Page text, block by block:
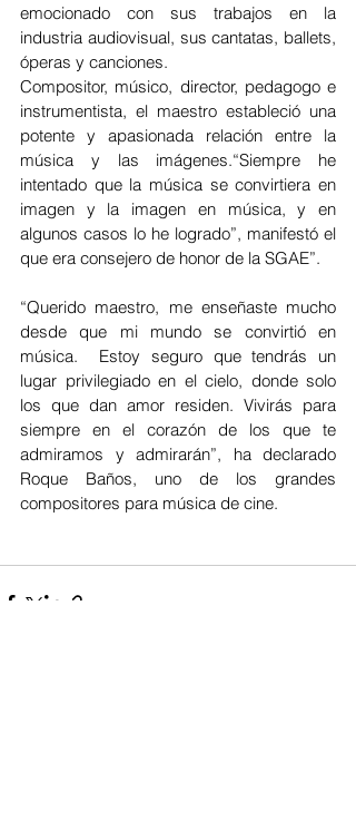
emocionado con sus trabajos en la
industria audiovisual, sus cantatas, ballets,
óperas y canciones.
Compositor, músico, director, pedagogo e
instrumentista, el maestro estableció una
potente y apasionada relación entre la
música y las imágenes.“Siempre he
intentado que la música se convirtiera en
imagen y la imagen en música, y en
algunos casos lo he logrado”, manifestó el
que era consejero de honor de la SGAE”.
“Querido maestro, me enseñaste mucho
desde que mi mundo se convirtió en
música.  Estoy seguro que tendrás un
lugar privilegiado en el cielo, donde solo
los que dan amor residen. Vivirás para
siempre en el corazón de los que te
admiramos y admirarán”, ha declarado
Roque Baños, uno de los grandes
compositores para música de cine.